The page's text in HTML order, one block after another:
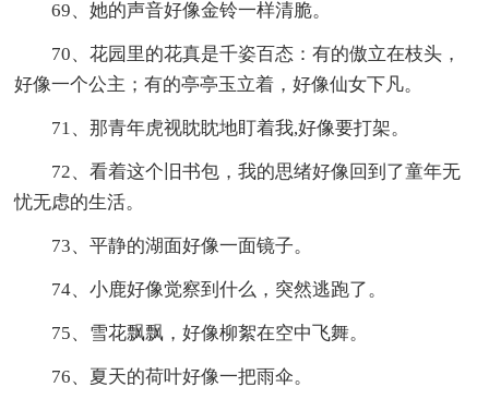
69、她的声音好像金铃一样清脆。
70、花园里的花真是千姿百态：有的傲立在枝头，
好像一个公主；有的亭亭玉立着，好像仙女下凡。
71、那青年虎视眈眈地盯着我,好像要打架。
72、看着这个旧书包，我的思绪好像回到了童年无
忧无虑的生活。
73、平静的湖面好像一面镜子。
74、小鹿好像觉察到什么，突然逃跑了。
75、雪花飘飘，好像柳絮在空中飞舞。
76、夏天的荷叶好像一把雨伞。